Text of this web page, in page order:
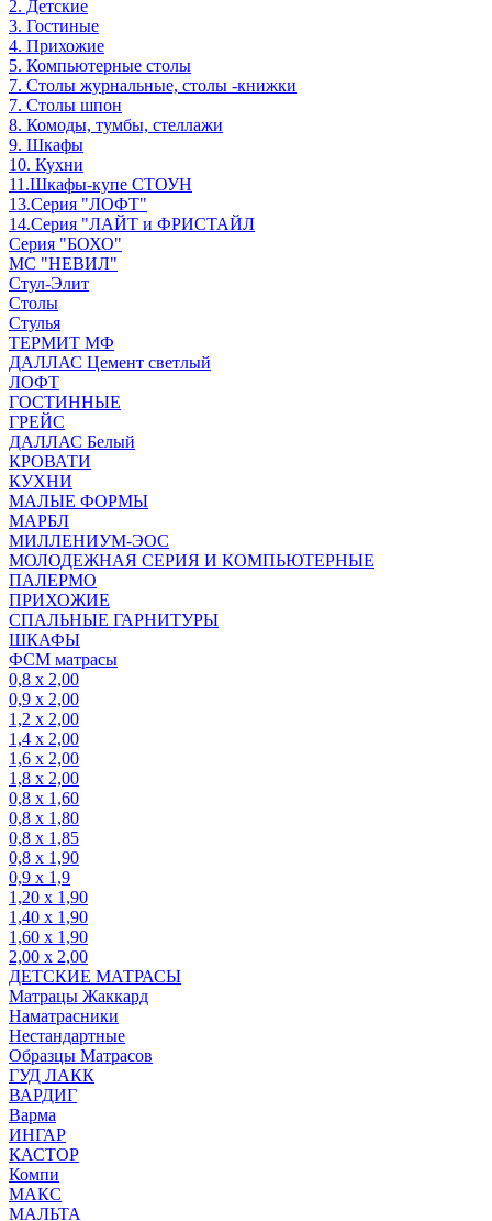
2. Детские
3. Гостиные
4. Прихожие
5. Компьютерные столы
7. Столы журнальные, столы -книжки
7. Столы шпон
8. Комоды, тумбы, стеллажи
9. Шкафы
10. Кухни
11.Шкафы-купе СТОУН
13.Серия "ЛОФТ"
14.Серия "ЛАЙТ и ФРИСТАЙЛ
Серия "БОХО"
МС "НЕВИЛ"
Стул-Элит
Столы
Стулья
ТЕРМИТ МФ
ДАЛЛАС Цемент светлый
ЛОФТ
ГОСТИННЫЕ
ГРЕЙС
ДАЛЛАС Белый
КРОВАТИ
КУХНИ
МАЛЫЕ ФОРМЫ
МАРБЛ
МИЛЛЕНИУМ-ЭОС
МОЛОДЕЖНАЯ СЕРИЯ И КОМПЬЮТЕРНЫЕ
ПАЛЕРМО
ПРИХОЖИЕ
СПАЛЬНЫЕ ГАРНИТУРЫ
ШКАФЫ
ФСМ матрасы
0,8 х 2,00
0,9 х 2,00
1,2 х 2,00
1,4 х 2,00
1,6 х 2,00
1,8 х 2,00
0,8 х 1,60
0,8 х 1,80
0,8 х 1,85
0,8 х 1,90
0,9 х 1,9
1,20 х 1,90
1,40 х 1,90
1,60 х 1,90
2,00 х 2,00
ДЕТСКИЕ МАТРАСЫ
Матрацы Жаккард
Наматрасники
Нестандартные
Образцы Матрасов
ГУД ЛАКК
ВАРДИГ
Варма
ИНГАР
КАСТОР
Компи
МАКС
МАЛЬТА